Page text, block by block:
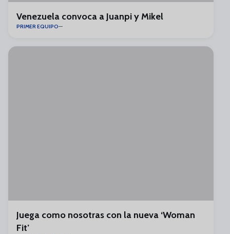
Venezuela convoca a Juanpi y Mikel
PRIMER EQUIPO
Juega como nosotras con la nueva ‘Woman
Fit’